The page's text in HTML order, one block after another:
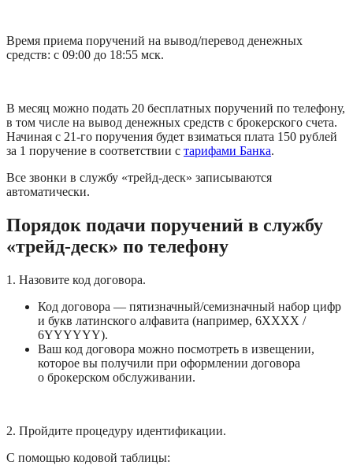
Время приема поручений на вывод/перевод денежных
средств: с 09:00 до 18:55 мск.
В месяц можно подать 20 бесплатных поручений по телефону,
в том числе на вывод денежных средств с брокерского счета.
Начиная с 21-го поручения будет взиматься плата 150 рублей
за 1 поручение в соответствии с тарифами Банка.
Все звонки в службу «трейд-деск» записываются
автоматически.
Порядок подачи поручений в службу
«трейд-деск» по телефону
1. Назовите код договора.
Код договора — пятизначный/семизначный набор цифр
и букв латинского алфавита (например, 6ХХХХ /
6YYYYYY).
Ваш код договора можно посмотреть в извещении,
которое вы получили при оформлении договора
о брокерском обслуживании.
2. Пройдите процедуру идентификации.
С помощью кодовой таблицы: